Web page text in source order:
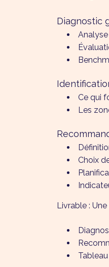
Diagnostic
Ce qui
Les
Choix
Livrable :